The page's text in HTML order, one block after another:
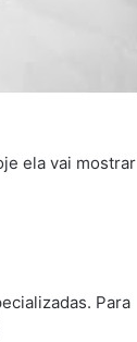
ela vai mostrar
Para